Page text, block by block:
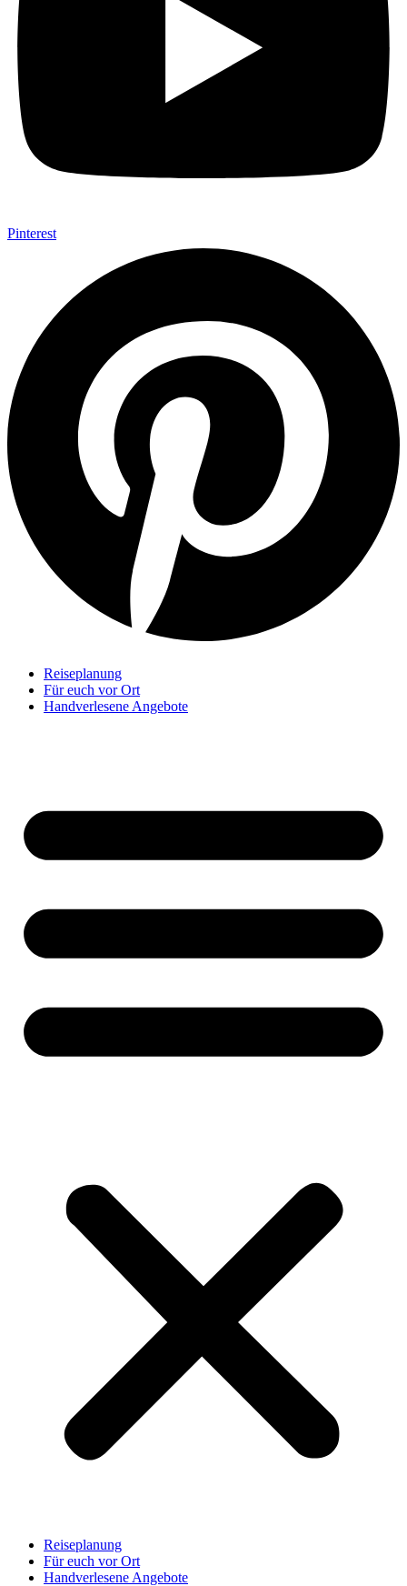
Pinterest
Reiseplanung
Für euch vor Ort
Handverlesene Angebote
Reiseplanung
Für euch vor Ort
Handverlesene Angebote